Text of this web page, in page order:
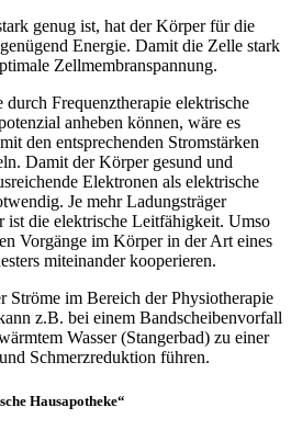
genug ist, hat der Körper für die
Energie. Damit die Zelle stark
Zellmembranspannung.
Frequenztherapie elektrische
anheben können, wäre es
den entsprechenden Stromstärken
Damit der Körper gesund und
Elektronen als elektrische
Je mehr Ladungsträger
ist die elektrische Leitfähigkeit. Umso
Vorgänge im Körper in der Art eines
miteinander kooperieren.
Ströme im Bereich der Physiotherapie
z.B. bei einem Bandscheibenvorfall
Wasser (Stangerbad) zu einer
Schmerzreduktion führen.
Hausapotheke“